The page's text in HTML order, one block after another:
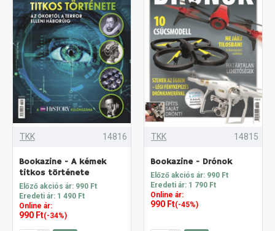
TKK 14816
Bookazine - A kémek
titkos története
Előző akciós ár: 990 Ft
Eredeti ár: 1 490 Ft
Online ár:
990 Ft(-34%)
TKK 14815
Bookazine - Drónok
Előző akciós ár: 990 Ft
Eredeti ár: 1 790 Ft
Online ár:
990 Ft(-45%)